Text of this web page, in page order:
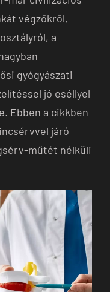
végzőkről,
a
gyógyászati
jó eséllyel
Ebben a cikkben
járó
műtét nélküli